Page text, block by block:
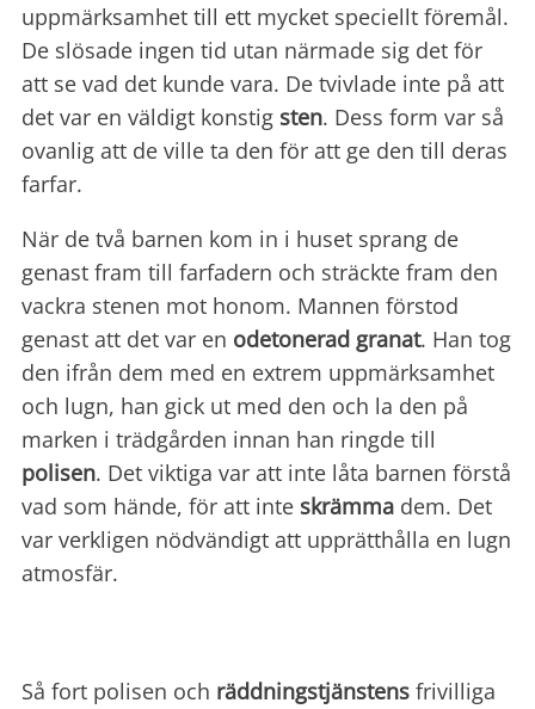
uppmärksamhet till ett mycket speciellt föremål.
De slösade ingen tid utan närmade sig det för
att se vad det kunde vara. De tvivlade inte på att
det var en väldigt konstig sten. Dess form var så
ovanlig att de ville ta den för att ge den till deras
farfar.
När de två barnen kom in i huset sprang de
genast fram till farfadern och sträckte fram den
vackra stenen mot honom. Mannen förstod
genast att det var en odetonerad granat. Han tog
den ifrån dem med en extrem uppmärksamhet
och lugn, han gick ut med den och la den på
marken i trädgården innan han ringde till
polisen. Det viktiga var att inte låta barnen förstå
vad som hände, för att inte skrämma dem. Det
var verkligen nödvändigt att upprätthålla en lugn
atmosfär.
Så fort polisen och räddningstjänstens frivilliga